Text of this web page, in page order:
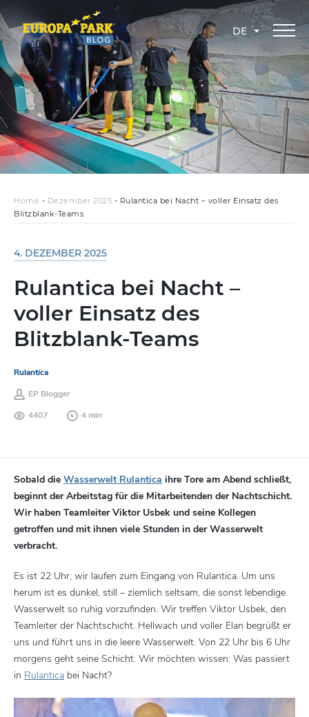
DE
Home - Dezember 2025 - Rulantica bei Nacht – voller Einsatz des
Blitzblank-Teams
4. DEZEMBER 2025
Rulantica bei Nacht –
voller Einsatz des
Blitzblank-Teams
Rulantica
EP Blogger
4407
4 min
Sobald die Wasserwelt Rulantica ihre Tore am Abend schließt,
beginnt der Arbeitstag für die Mitarbeitenden der Nachtschicht.
Wir haben Teamleiter Viktor Usbek und seine Kollegen
getroffen und mit ihnen viele Stunden in der Wasserwelt
verbracht.
Es ist 22 Uhr, wir laufen zum Eingang von Rulantica. Um uns
herum ist es dunkel, still – ziemlich seltsam, die sonst lebendige
Wasserwelt so ruhig vorzufinden. Wir treffen Viktor Usbek, den
Teamleiter der Nachtschicht. Hellwach und voller Elan begrüßt er
uns und führt uns in die leere Wasserwelt. Von 22 Uhr bis 6 Uhr
morgens geht seine Schicht. Wir möchten wissen: Was passiert
in Rulantica bei Nacht?